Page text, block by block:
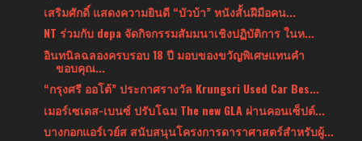
เสริมศักดิ์ แสดงความยินดี “บัวบ้า” หนังสั้นฝีมือคน...
NT ร่วมกับ depa จัดกิจกรรมสัมมนาเชิงปฏิบัติการ ในห...
อินทนิลฉลองครบรอบ 18 ปี มอบของขวัญพิเศษแทนคำ
ขอบคุณ...
“กรุงศรี ออโต้” ประกาศรางวัล Krungsri Used Car Bes...
เมอร์เซเดส-เบนซ์ ปรับโฉม The new GLA ผ่านคอนเซ็ปต์...
บางกอกแอร์เวย์ส สนับสนุนโครงการดาราศาสตร์สำหรับผู้...